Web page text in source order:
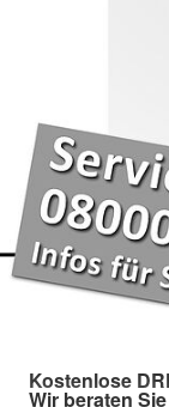
Kostenlose
Wir beraten